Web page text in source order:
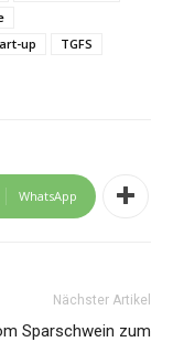
up
TGFS
WhatsApp
Nächster Artikel
Sparschwein zum